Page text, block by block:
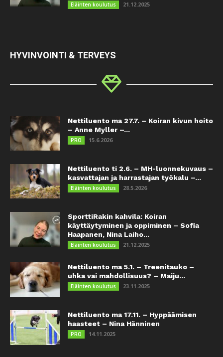
Eläinten koulutus 21.12.2025
HYVINVOINTI & TERVEYS
Nettiluento ma 27.7. – Koiran kivun hoito
– Anne Myller –...
PRO 15.6.2026
Nettiluento ti 2.6. – MH-luonnekuvaus –
kasvattajan ja harrastajan työkalu –...
Eläinten koulutus 28.5.2026
SporttiRakin kahvila: Koiran
käyttäytyminen ja oppiminen – Sofia
Haapanen, Nina Laiho...
Eläinten koulutus 21.12.2025
Nettiluento ma 5.1. – Treenitauko –
uhka vai mahdollisuus? – Maiju...
Eläinten koulutus 23.11.2025
Nettiluento ma 17.11. – Hyppäämisen
haasteet – Nina Hänninen
PRO 14.11.2025